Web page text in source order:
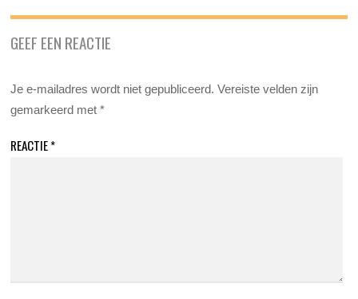
GEEF EEN REACTIE
Je e-mailadres wordt niet gepubliceerd. Vereiste velden zijn
gemarkeerd met*
REACTIE*